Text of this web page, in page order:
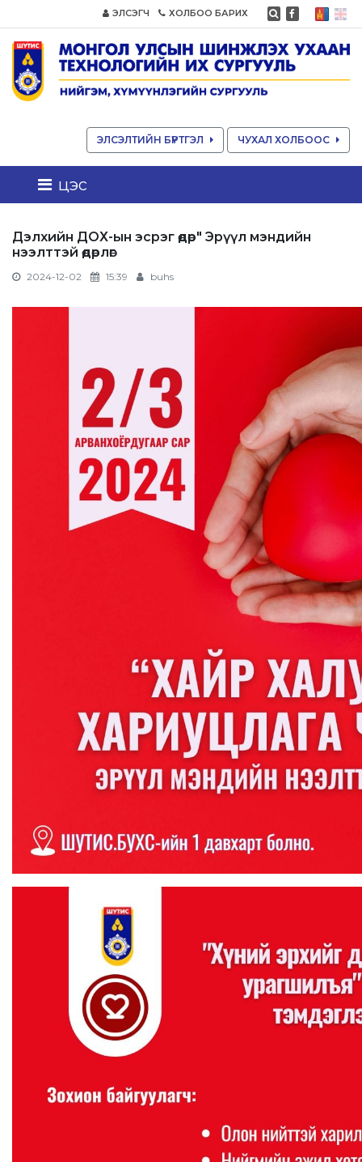
ЭЛСЭГЧ ХОЛБОО БАРИХ
ЭЛСЭЛТИЙН БҮРТГЭЛ ЧУХАЛ ХОЛБООС
цэс
Дэлхийн ДОХ-ын эсрэг өдөр" Эрүүл мэндийн
нээлттэй өдөрлөг
2024-12-02 15:39 buhs